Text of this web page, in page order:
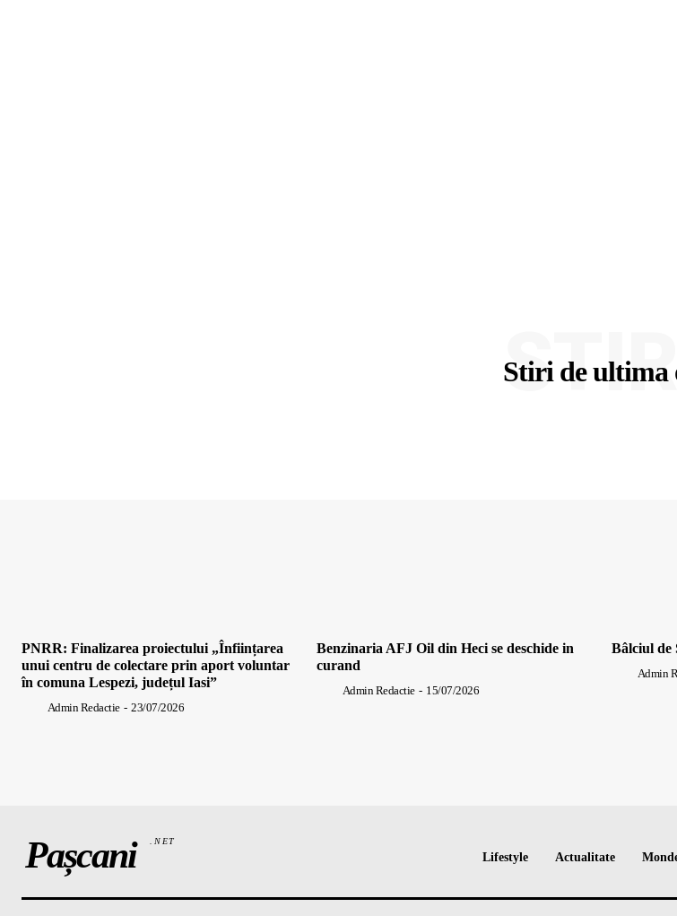
Stiri de ultima
PNRR: Finalizarea proiectului „Înființarea
unui centru de colectare prin aport voluntar
în comuna Lespezi, județul Iasi”
Admin Redactie - 23/07/2026
Benzinaria AFJ Oil din Heci se deschide in
curand
Admin Redactie - 15/07/2026
Bâlciul de
Admin
Pașcani .NET
Lifestyle Actualitate